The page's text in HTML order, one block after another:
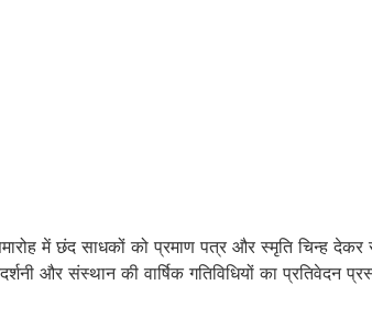
समारोह में छंद साधकों को प्रमाण पत्र और स्मृति चिन्ह
और संस्थान की वार्षिक गतिविधियों का प्रतिवेदन